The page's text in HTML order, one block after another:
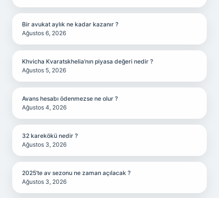
Bir avukat aylık ne kadar kazanır ?
Ağustos 6, 2026
Khvicha Kvaratskhelia’nın piyasa değeri nedir ?
Ağustos 5, 2026
Avans hesabı ödenmezse ne olur ?
Ağustos 4, 2026
32 karekökü nedir ?
Ağustos 3, 2026
2025’te av sezonu ne zaman açılacak ?
Ağustos 3, 2026